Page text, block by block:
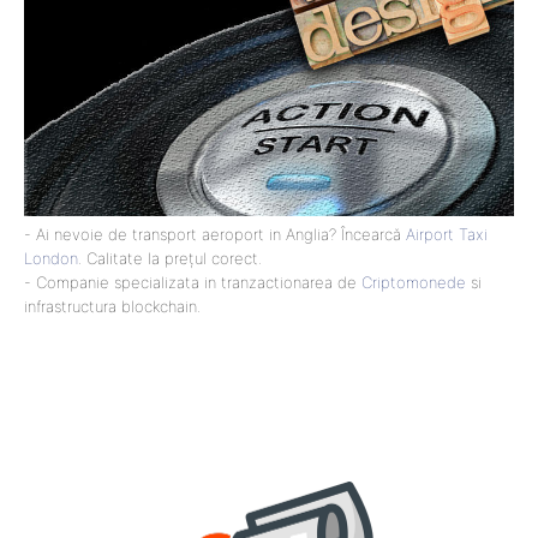
- Ai nevoie de transport aeroport in Anglia? Încearcă Airport Taxi
London . Calitate la prețul corect.
- Companie specializata in tranzactionarea de Criptomonede si
infrastructura blockchain.